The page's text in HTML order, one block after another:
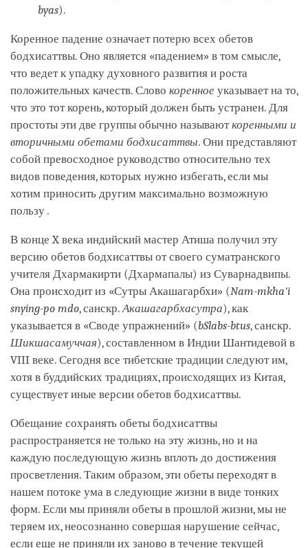
byas).
Коренное падение означает потерю всех обетов
бодхисаттвы. Оно является «падением» в том смысле,
что ведет к упадку духовного развития и роста
положительных качеств. Слово коренное указывает на то,
что это тот корень, который должен быть устранен. Для
простоты эти две группы обычно называюткоренными и
вторичными обетами бодхисаттвы. Они представляют
собой превосходное руководство относительно тех
видов поведения, которых нужно избегать, если мы
хотим приносить другим максимально возможную
пользу .
В конце X века индийский мастер Атиша получил эту
версию обетов бодхисаттвы от своего суматранского
учителя Дхармакирти (Дхармапалы) из Суварнадвипы.
Она происходит из «Сутры Акашагарбхи» (Nam-mkha'i
snying-po mdo, санскр. Акашагарбхасутра), как
указывается в «Своде упражнений» (bSlabs-btus, санскр.
Шикшасамуччая), составленном в Индии Шантидевой в
VIII веке. Сегодня все тибетские традиции следуют им,
хотя в буддийских традициях, происходящих из Китая,
существует иные версии обетов бодхисаттвы.
Обещание сохранять обеты бодхисаттвы
распространяется не только на эту жизнь, но и на
каждую последующую жизнь вплоть до достижения
просветления. Таким образом, эти обеты переходят в
нашем потоке ума в следующие жизни в виде тонких
форм. Если мы приняли обеты в прошлой жизни, мы не
теряем их, неосознанно совершая нарушение сейчас,
если еще не приняли их заново в течение текущей